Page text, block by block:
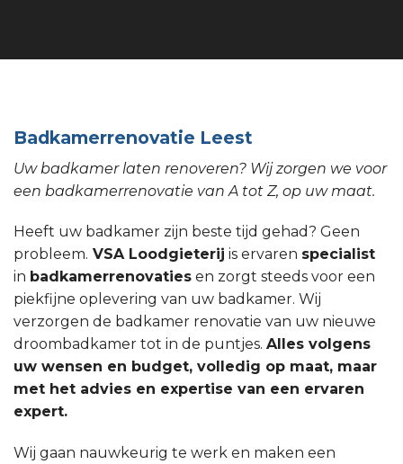
Badkamerrenovatie Leest
Uw badkamer laten renoveren? Wij zorgen we voor
een badkamerrenovatie van A tot Z, op uw maat.
Heeft uw badkamer zijn beste tijd gehad? Geen
probleem. VSA Loodgieterij is ervaren specialist
in badkamerrenovaties en zorgt steeds voor een
piekfijne oplevering van uw badkamer. Wij
verzorgen de badkamer renovatie van uw nieuwe
droombadkamer tot in de puntjes. Alles volgens
uw wensen en budget, volledig op maat, maar
met het advies en expertise van een ervaren
expert.
Wij gaan nauwkeurig te werk en maken een